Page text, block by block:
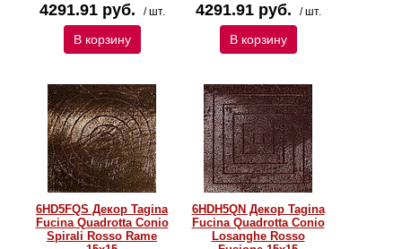
4291.91 руб. / шт.
В корзину
4291.91 руб. / шт.
В корзину
6HD5FQS Декор Tagina
Fucina Quadrotta Conio
Spirali Rosso Rame
6HDH5QN Декор Tagina
Fucina Quadrotta Conio
Losanghe Rosso